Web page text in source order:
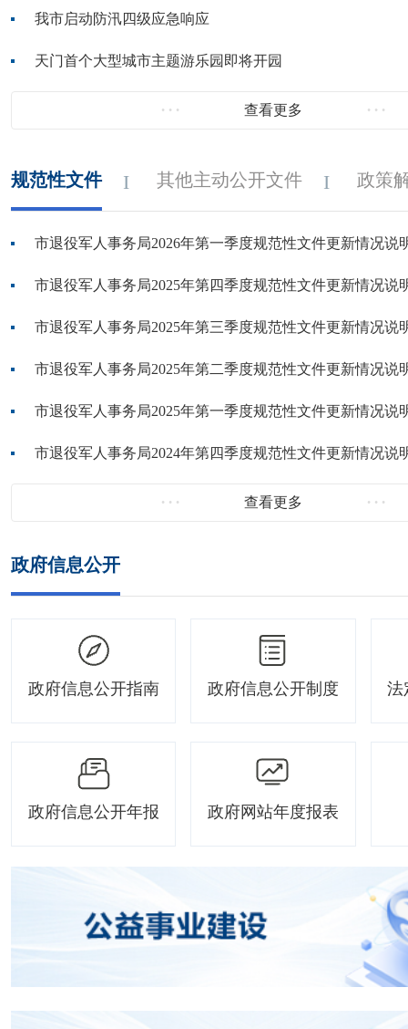
我市启动防汛四级应急响应
天门首个大型城市主题游乐园即将开园
查看更多
规范性文件 其他主动公开文件 政策
市退役军人事务局2026年第一季度规范性文件更新情况说
市退役军人事务局2025年第四季度规范性文件更新情况说
市退役军人事务局2025年第三季度规范性文件更新情况说
市退役军人事务局2025年第二季度规范性文件更新情况说
市退役军人事务局2025年第一季度规范性文件更新情况说
市退役军人事务局2024年第四季度规范性文件更新情况说
查看更多
政府信息公开
政府信息公开指南 政府信息公开制度 法
政府信息公开年报 政府网站年度报表